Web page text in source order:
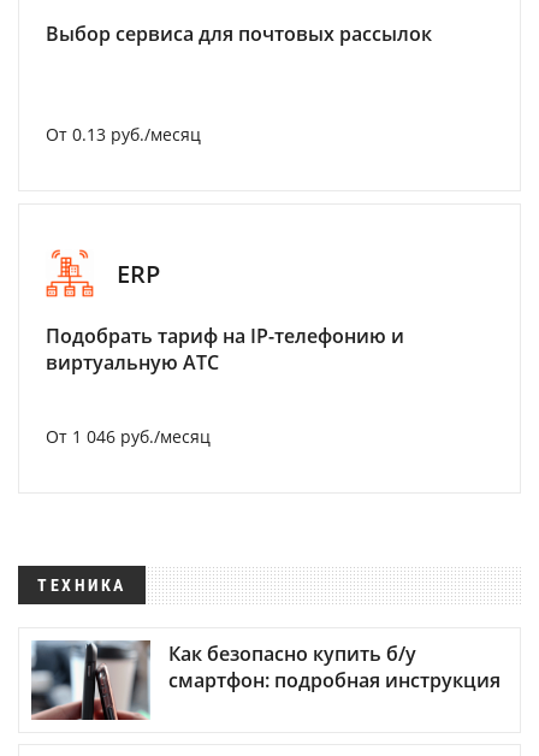
Выбор сервиса для почтовых рассылок
От 0.13 руб./месяц
ERP
Подобрать тариф на IP-телефонию и
виртуальную АТС
От 1 046 руб./месяц
ТЕХНИКА
Как безопасно купить б/у
смартфон: подробная инструкция